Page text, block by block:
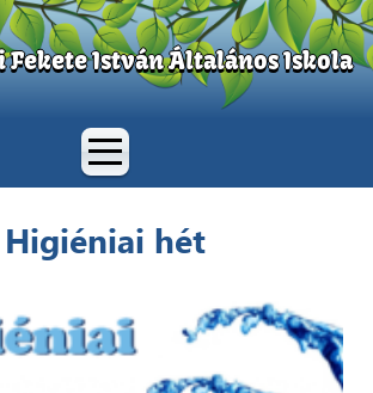
István Általános Iskola
Higiéniai hét